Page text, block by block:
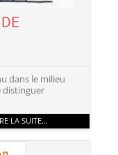
dans le milieu
distinguer
LA SUITE…